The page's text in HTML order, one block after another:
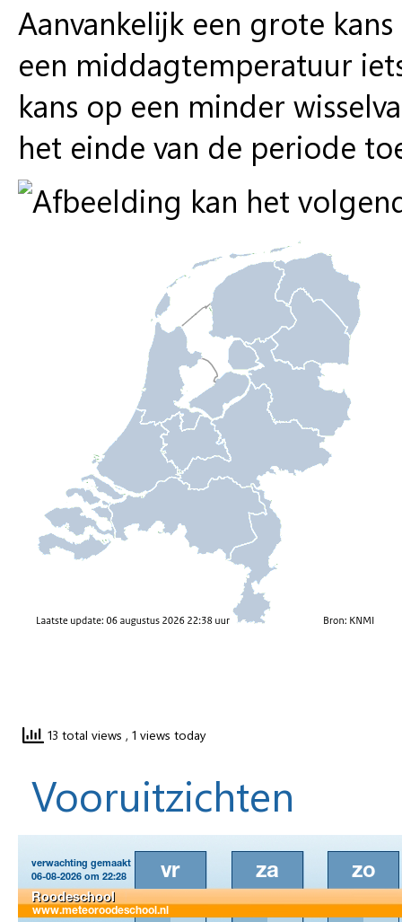
Aanvankelijk een grote
een middagtemperatuur
kans op een minder
het einde van de periode
13 total views , 1 views today
Vooruitzichten